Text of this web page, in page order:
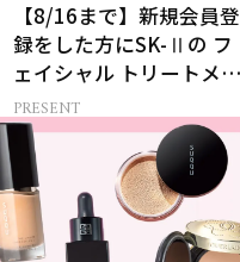
【8/16まで】新規会員登
録をした方にSK-Ⅱの フ
ェイシャル トリートメン
ト セラムをプレゼント！
PRESENT